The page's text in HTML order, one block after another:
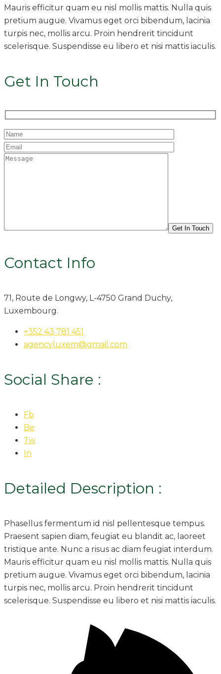
Mauris efficitur quam eu nisl mollis mattis. Nulla quis
pretium augue. Vivamus eget orci bibendum, lacinia
turpis nec, mollis arcu. Proin hendrerit tincidunt
scelerisque. Suspendisse eu libero et nisi mattis iaculis.
Get In Touch
Contact Info
71, Route de Longwy, L-4750 Grand Duchy,
Luxembourg.
+352 43 781 451
agencyluxem@gmail.com
Social Share :
Fb
Be
Tw
In
Detailed Description :
Phasellus fermentum id nisl pellentesque tempus.
Praesent sapien diam, feugiat eu blandit ac, laoreet
tristique ante. Nunc a risus ac diam feugiat interdum.
Mauris efficitur quam eu nisl mollis mattis. Nulla quis
pretium augue. Vivamus eget orci bibendum, lacinia
turpis nec, mollis arcu. Proin hendrerit tincidunt
scelerisque. Suspendisse eu libero et nisi mattis iaculis.